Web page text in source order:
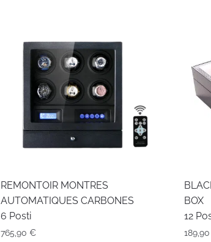
REMONTOIR MONTRES
AUTOMATIQUES CARBONES
6 Posti
765,90 €
BOX
12
189,90